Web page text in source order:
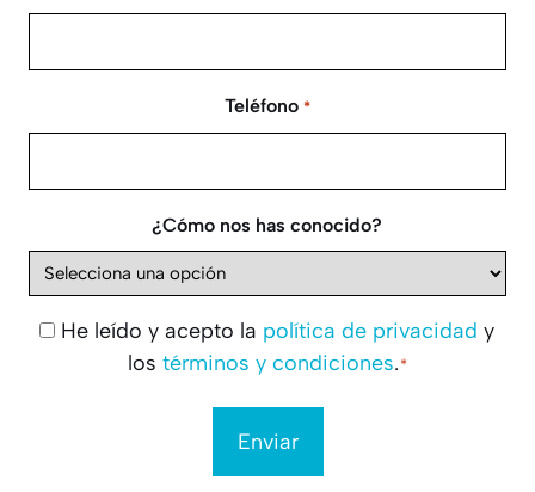
Teléfono *
¿Cómo nos has conocido?
Consentimiento
*
He leído y acepto la política de privacidad y
los términos y condiciones. *